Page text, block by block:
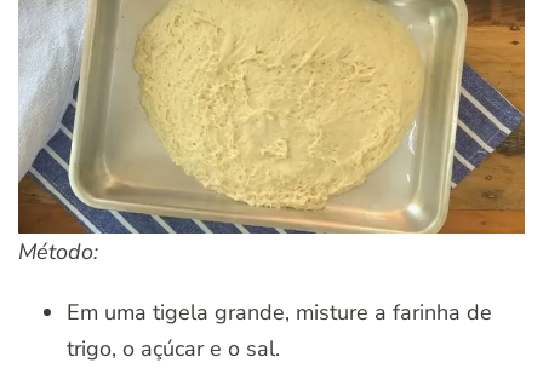
Método:
Em uma tigela grande, misture a farinha de
trigo, o açúcar e o sal.